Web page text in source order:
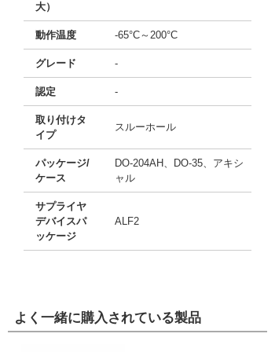
大）
動作温度 -65°C～200°C
グレード -
認定 -
取り付けタ
イプ
スルーホール
パッケージ/
ケース
DO-204AH、DO-35、アキシ
ャル
サプライヤ
デバイスパ
ッケージ
ALF2
よく一緒に購入されている製品